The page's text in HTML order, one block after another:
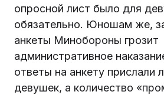
опросной лист было для
обязательно. Юношам же,
анкеты Минобороны грозит
административное
ответы на анкету прислали
девушек, а количество